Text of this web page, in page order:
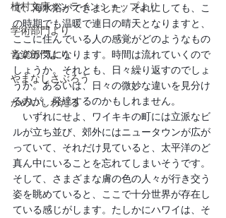
植村文庫オンラインショップより
学術部門より
音楽部門より
やまなしさぶろう
かめいしわたる
で、海水浴ができました。それにしても、こ
の時期でも温暖で連日の晴天となりますと、
ここに住んでいる人の感覚がどのようなもの
なのか気になります。時間は流れていくので
しょうか。それとも、日々繰り返すのでしょ
うか。あるいは、日々の微妙な違いを見分け
る力が、発達するのかもしれません。
いずれにせよ、ワイキキの町には立派なビ
ルが立ち並び、郊外にはニュータウンが広が
っていて、それだけ見ていると、太平洋のど
真ん中にいることを忘れてしまいそうです。
そして、さまざまな膚の色の人々が行き交う
姿を眺めていると、ここで十分世界が存在し
ている感じがします。たしかにハワイは、そ